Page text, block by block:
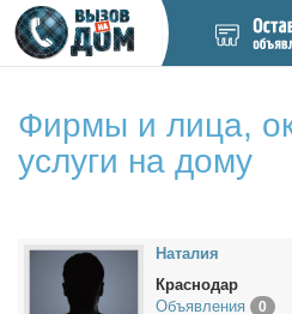
новое
Фирмы и лица,
услуги на дому
На­та­лия
Краснодар
Объявления
0